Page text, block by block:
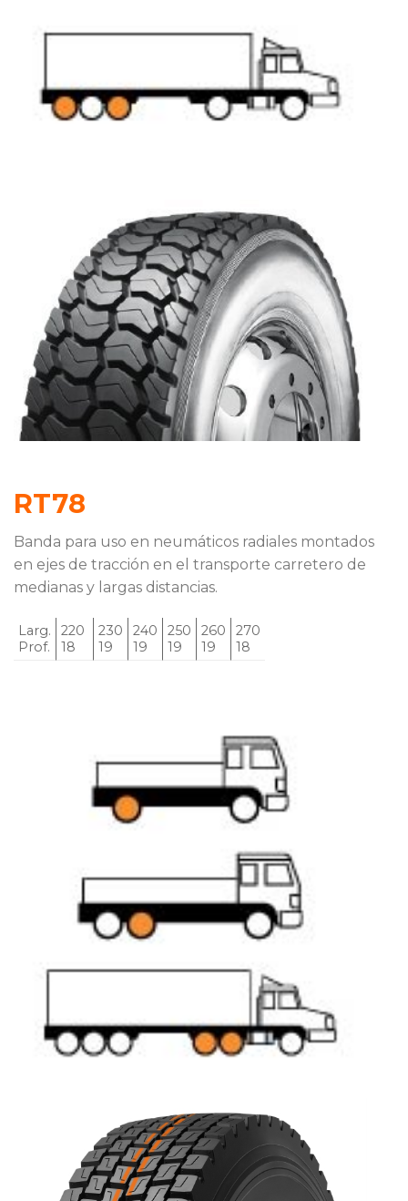
RT78
Banda para uso en neumáticos radiales montados
en ejes de tracción en el transporte carretero de
medianas y largas distancias.
Larg.
Prof.
220
18
230
19
240
19
250
19
260
19
270
18